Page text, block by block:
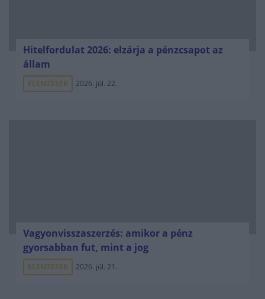
Hitelfordulat 2026: elzárja a pénzcsapot az
állam
ELEMZÉSEK 2026. júl. 22.
Vagyonvisszaszerzés: amikor a pénz
gyorsabban fut, mint a jog
ELEMZÉSEK 2026. júl. 21.